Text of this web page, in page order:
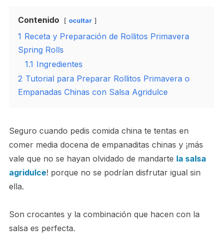
Contenido ocultar
1 Receta y Preparación de Rollitos Primavera
Spring Rolls
1.1 Ingredientes
2 Tutorial para Preparar Rollitos Primavera o
Empanadas Chinas con Salsa Agridulce
Seguro cuando pedis comida china te tentas en
comer media docena de empanaditas chinas y ¡más
vale que no se hayan olvidado de mandarte la salsa
agridulce! porque no se podrían disfrutar igual sin
ella.
Son crocantes y la combinación que hacen con la
salsa es perfecta.